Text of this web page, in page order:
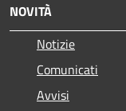
NOVITÀ
Notizie
Comunicati
Avvisi